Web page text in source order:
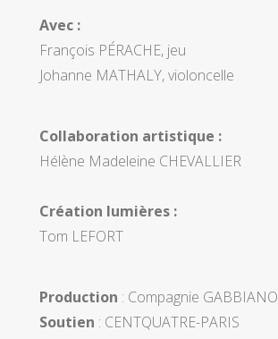
Avec :
François PÉRACHE, jeu
Johanne MATHALY, violoncelle
Collaboration artistique :
Hélène Madeleine CHEVALLIER
Création lumières :
Tom LEFORT
Production : Compagnie GABBIANO
Soutien : CENTQUATRE-PARIS